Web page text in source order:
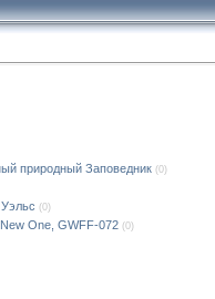
природный Заповедник (0)
(0)
One, GWFF-072 (0)